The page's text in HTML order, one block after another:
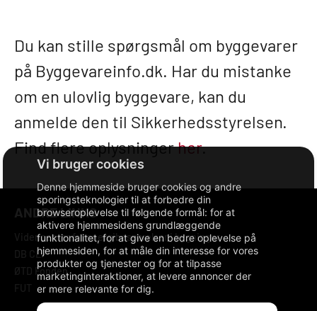
Denne hjemmeside bruger cookies og andre
sporingsteknologier til at forbedre din
browseroplevelse til følgende formål:for at
aktivere hjemmesidens grundlæggende
funktionalitet,for at give en bedre oplevelse på
hjemmesiden,for at måle din interesse for vores
produkter og tjenester og for at tilpasse
marketinginteraktioner,at levere annoncer der
er mere relevante for dig.
Du kan stille spørgsmål om byggevarer
på Byggevareinfo.dk. Har du mistanke
om en ulovlig byggevare, kan du
anmelde den til Sikkerhedsstyrelsen.
Find flere oplysningerher.
ANDRE LINKS
Videncenter for energibesparelser i bygninger
DB CLP
ØTD Fonden
FUT